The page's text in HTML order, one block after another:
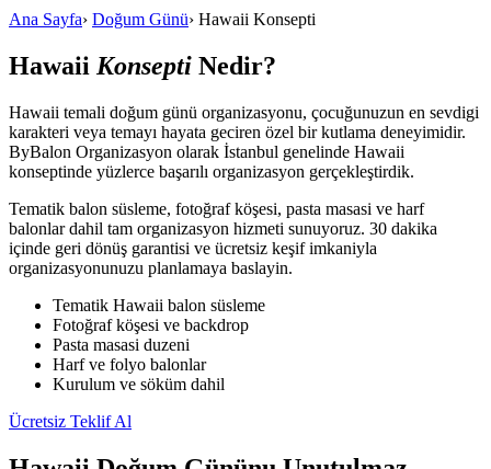
Ana Sayfa› Doğum Günü› Hawaii Konsepti
Hawaii Konsepti Nedir?
Hawaii temali doğum günü organizasyonu, çocuğunuzun en sevdigi
karakteri veya temayı hayata geciren özel bir kutlama deneyimidir.
ByBalon Organizasyon olarak İstanbul genelinde Hawaii
konseptinde yüzlerce başarılı organizasyon gerçekleştirdik.
Tematik balon süsleme, fotoğraf köşesi, pasta masasi ve harf
balonlar dahil tam organizasyon hizmeti sunuyoruz. 30 dakika
içinde geri dönüş garantisi ve ücretsiz keşif imkaniyla
organizasyonunuzu planlamaya baslayin.
Tematik Hawaii balon süsleme
Fotoğraf köşesi ve backdrop
Pasta masasi duzeni
Harf ve folyo balonlar
Kurulum ve söküm dahil
Ücretsiz Teklif Al